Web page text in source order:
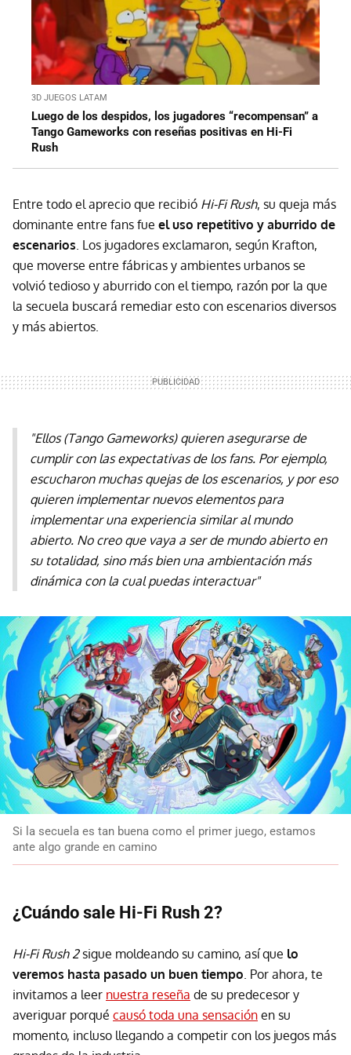
3D JUEGOS LATAM
Luego de los despidos, los jugadores “recompensan” a
Tango Gameworks con reseñas positivas en Hi-Fi
Rush
Entre todo el aprecio que recibió Hi-Fi Rush, su queja más
dominante entre fans fue el uso repetitivo y aburrido de
escenarios. Los jugadores exclamaron, según Krafton,
que moverse entre fábricas y ambientes urbanos se
volvió tedioso y aburrido con el tiempo, razón por la que
la secuela buscará remediar esto con escenarios diversos
y más abiertos.
"Ellos (Tango Gameworks) quieren asegurarse de
cumplir con las expectativas de los fans. Por ejemplo,
escucharon muchas quejas de los escenarios, y por eso
quieren implementar nuevos elementos para
implementar una experiencia similar al mundo
abierto. No creo que vaya a ser de mundo abierto en
su totalidad, sino más bien una ambientación más
dinámica con la cual puedas interactuar"
Si la secuela es tan buena como el primer juego, estamos
ante algo grande en camino
¿Cuándo sale Hi-Fi Rush 2?
Hi-Fi Rush 2sigue moldeando su camino, así que lo
veremos hasta pasado un buen tiempo. Por ahora, te
invitamos a leer nuestra reseña de su predecesor y
averiguar porqué causó toda una sensación en su
momento, incluso llegando a competir con los juegos más